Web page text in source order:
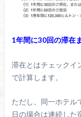
1年間に30回の滞在
滞在とはチェックイ
で計算します。
ただし、同一ホテル
日の場合は連続した